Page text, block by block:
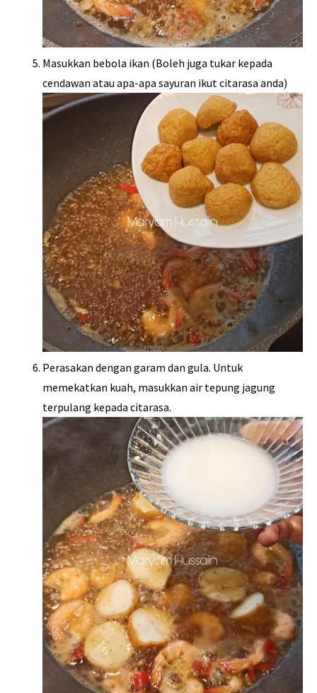
Masukkan bebola ikan (Boleh juga tukar kepada
cendawan atau apa-apa sayuran ikut citarasa anda)
Perasakan dengan garam dan gula. Untuk
memekatkan kuah, masukkan air tepung jagung
terpulang kepada citarasa.